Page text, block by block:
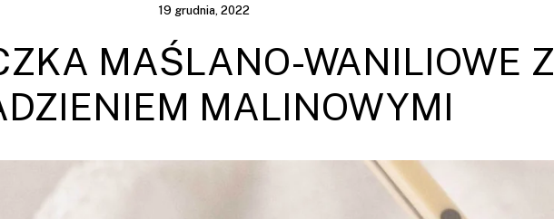
19 grudnia, 2022
MAŚLANO-WANILIOWE Z
MALINOWYMI